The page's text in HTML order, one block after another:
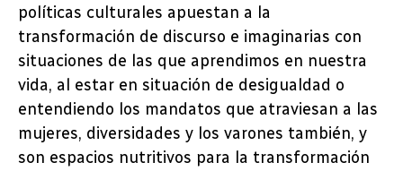
políticas culturales apuestan a la
transformación de discurso e imaginarias con
situaciones de las que aprendimos en nuestra
vida, al estar en situación de desigualdad o
entendiendo los mandatos que atraviesan a las
mujeres, diversidades y los varones también, y
son espacios nutritivos para la transformación